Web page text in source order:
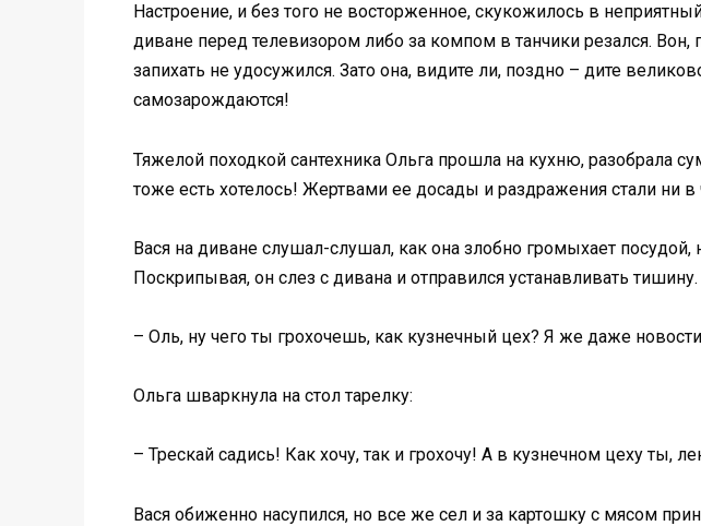
Настроение, и без того не восторженное, скукожилось в
диване перед телевизором либо за компом в танчики резался.
запихать не удосужился. Зато она, видите ли, поздно – дите
самозарождаются!
Тяжелой походкой сантехника Ольга прошла на кухню, разобрала
тоже есть хотелось! Жертвами ее досады и раздражения стали ни
Вася на диване слушал-слушал, как она злобно громыхает
Поскрипывая, он слез с дивана и отправился устанавливать тишину.
– Оль, ну чего ты грохочешь, как кузнечный цех? Я же даже
Ольга шваркнула на стол тарелку:
– Трескай садись! Как хочу, так и грохочу! А в кузнечном цеху ты,
Вася обиженно насупился, но все же сел и за картошку с мясом